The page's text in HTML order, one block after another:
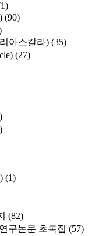
(90)
아스칼라) (35)
(27)
(1)
(82)
구논문 초록집 (57)